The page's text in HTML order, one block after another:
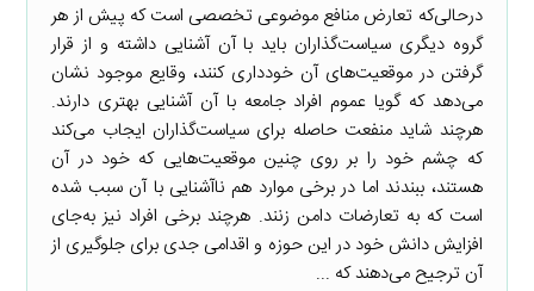
درحالی‌که تعارض منافع موضوعی تخصصی است که پیش از هر
گروه دیگری سیاست‌گذاران باید با آن آشنایی داشته و از قرار
گرفتن در موقعیت‌های آن خودداری کنند، وقایع موجود نشان
می‌دهد که گویا عموم افراد جامعه با آن آشنایی بهتری دارند.
هرچند شاید منفعت حاصله برای سیاست‌گذاران ایجاب می‌کند
که چشم خود را بر روی چنین موقعیت‌هایی که خود در آن
هستند، ببندند اما در برخی موارد هم ناآشنایی با آن سبب شده
است که به تعارضات دامن زنند. هرچند برخی افراد نیز به‌جای
افزایش دانش خود در این حوزه و اقدامی جدی برای جلوگیری از
آن ترجیح می‌دهند که ...